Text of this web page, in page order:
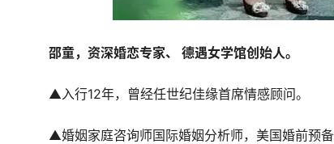
邵童，资深婚恋专家、 德遇女学馆创始人。
▲入行12年，曾经任世纪佳缘首席情感顾问。
▲婚姻家庭咨询师国际婚姻分析师，美国婚前预